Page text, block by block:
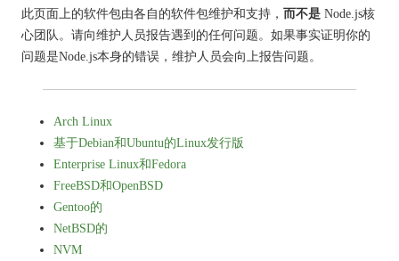
此页面上的软件包由各自的软件包维护和支持， 而不是 Node.js核
心团队。 请向维护人员报告遇到的任何问题。 如果事实证明你的
问题是Node.js本身的错误，维护人员会向上报告问题。
Arch Linux
基于Debian和Ubuntu的Linux发行版
Enterprise Linux和Fedora
FreeBSD和OpenBSD
Gentoo的
NetBSD的
NVM